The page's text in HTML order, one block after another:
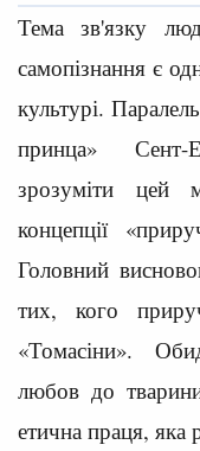
Тема зв'язку
самопізнання є
культурі.
принца» Сент-
зрозуміти цей
концепції
Головний
тих, кого
«Томасіни».
любов до
етична праця,